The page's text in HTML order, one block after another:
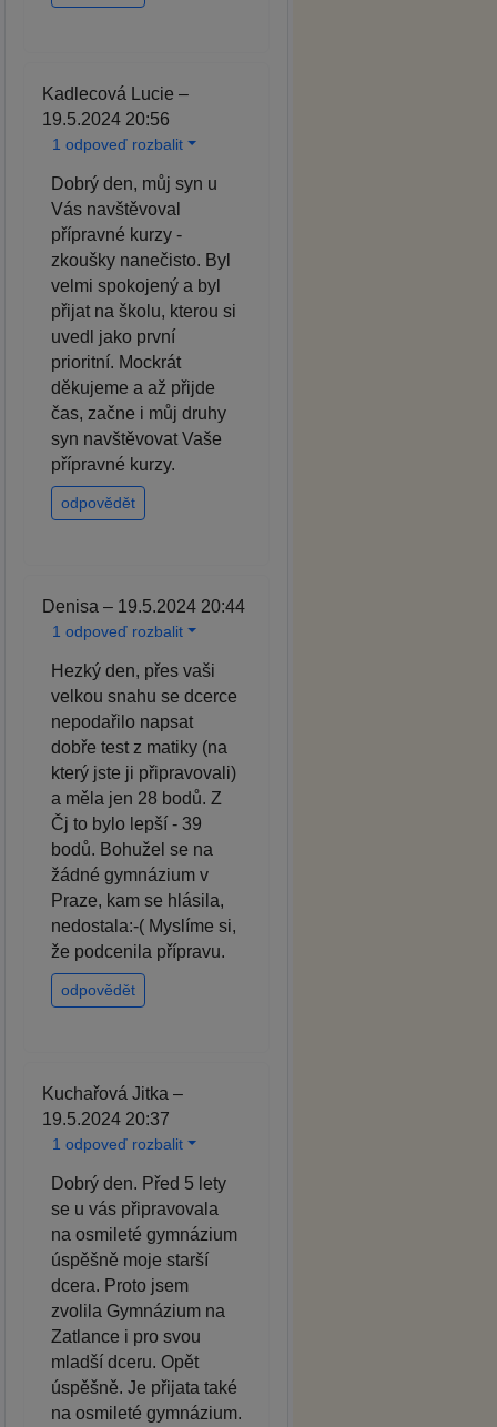
Kadlecová Lucie –
19.5.2024 20:56
1 odpoveď rozbalit
Dobrý den, můj syn u
Vás navštěvoval
přípravné kurzy -
zkoušky nanečisto. Byl
velmi spokojený a byl
přijat na školu, kterou si
uvedl jako první
prioritní. Mockrát
děkujeme a až přijde
čas, začne i můj druhy
syn navštěvovat Vaše
přípravné kurzy.
odpovědět
Denisa – 19.5.2024 20:44
1 odpoveď rozbalit
Hezký den, přes vaši
velkou snahu se dcerce
nepodařilo napsat
dobře test z matiky (na
který jste ji připravovali)
a měla jen 28 bodů. Z
Čj to bylo lepší - 39
bodů. Bohužel se na
žádné gymnázium v
Praze, kam se hlásila,
nedostala:-( Myslíme si,
že podcenila přípravu.
odpovědět
Kuchařová Jitka –
19.5.2024 20:37
1 odpoveď rozbalit
Dobrý den. Před 5 lety
se u vás připravovala
na osmileté gymnázium
úspěšně moje starší
dcera. Proto jsem
zvolila Gymnázium na
Zatlance i pro svou
mladší dceru. Opět
úspěšně. Je přijata také
na osmileté gymnázium.